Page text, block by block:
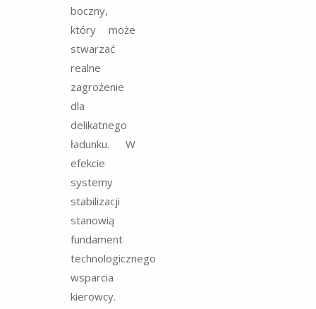
boczny,
który może
stwarzać
realne
zagrożenie
dla
delikatnego
ładunku. W
efekcie
systemy
stabilizacji
stanowią
fundament
technologicznego
wsparcia
kierowcy.